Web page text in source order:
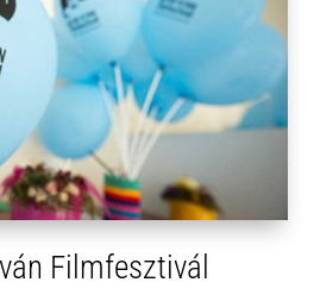
Filmfesztivál